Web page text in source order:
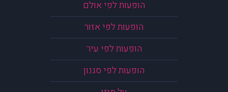
הופעות לפי אולם
הופעות לפי אזור
הופעות לפי עיר
הופעות לפי סגנון